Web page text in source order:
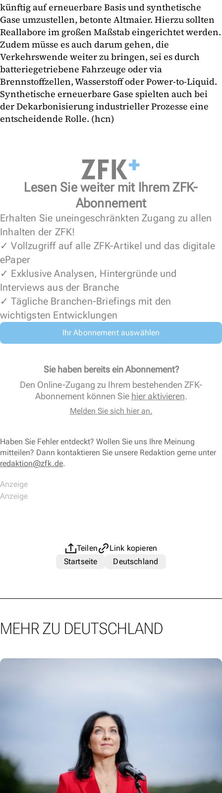
künftig auf erneuerbare Basis und synthetische
Gase umzustellen, betonte Altmaier. Hierzu sollten
Reallabore im großen Maßstab eingerichtet werden.
Zudem müsse es auch darum gehen, die
Verkehrswende weiter zu bringen, sei es durch
batteriegetriebene Fahrzeuge oder via
Brennstoffzellen, Wasserstoff oder Power-to-Liquid.
Synthetische erneuerbare Gase spielten auch bei
der Dekarbonisierung industrieller Prozesse eine
entscheidende Rolle. (hcn)
Lesen Sie weiter mit Ihrem ZFK-
Abonnement
Erhalten Sie uneingeschränkten Zugang zu allen
Inhalten der ZFK!
✓ Vollzugriff auf alle ZFK-Artikel und das digitale
ePaper
✓ Exklusive Analysen, Hintergründe und
Interviews aus der Branche
✓ Tägliche Branchen-Briefings mit den
wichtigsten Entwicklungen
Ihr Abonnement auswählen
Sie haben bereits ein Abonnement?
Den Online-Zugang zu Ihrem bestehenden ZFK-
Abonnement können Sie hier aktivieren.
Melden Sie sich hier an.
Haben Sie Fehler entdeckt? Wollen Sie uns Ihre Meinung
mitteilen? Dann kontaktieren Sie unsere Redaktion gerne unter
redaktion@zfk.de.
Teilen
Link kopieren
Startseite
Deutschland
MEHR ZU DEUTSCHLAND